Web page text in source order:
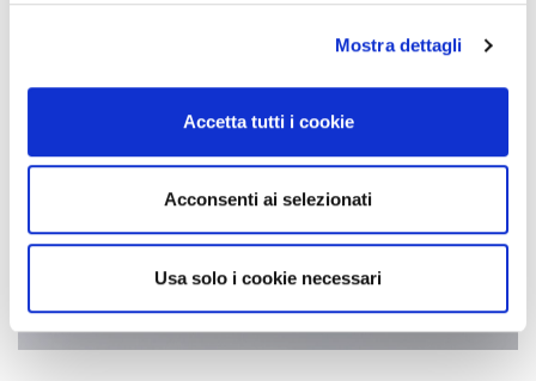
Mostra dettagli
Accetta tutti i cookie
Acconsenti ai selezionati
Usa solo i cookie necessari